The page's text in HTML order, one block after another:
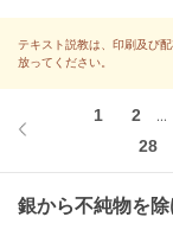
テキスト説教は、印刷及び
放ってください。
1 2 ...
28
銀から不純物を